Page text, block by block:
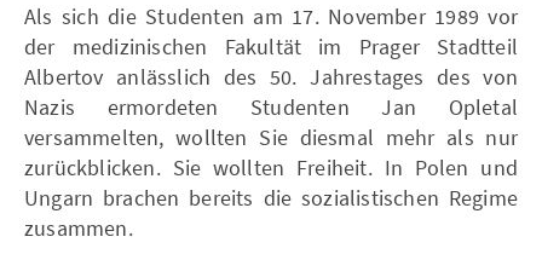
Als sich die Studenten am 17. November 1989 vor
der medizinischen Fakultät im Prager Stadtteil
Albertov anlässlich des 50. Jahrestages des von
Nazis ermordeten Studenten Jan Opletal
versammelten, wollten Sie diesmal mehr als nur
zurückblicken. Sie wollten Freiheit. In Polen und
Ungarn brachen bereits die sozialistischen Regime
zusammen.